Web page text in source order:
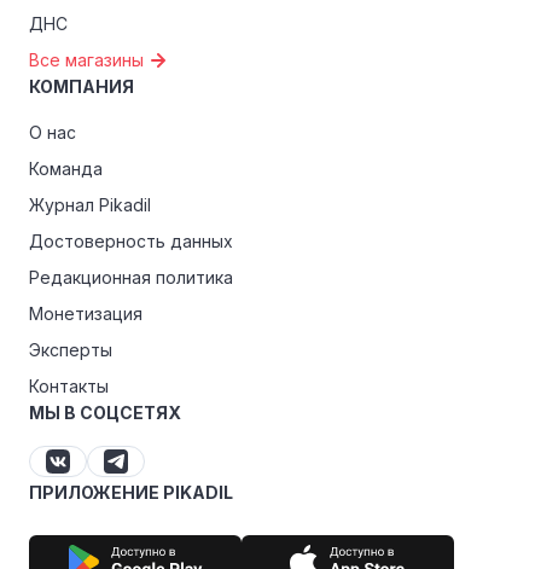
ДНС
Все магазины
КОМПАНИЯ
О нас
Команда
Журнал Pikadil
Достоверность данных
Редакционная политика
Монетизация
Эксперты
Контакты
МЫ В СОЦСЕТЯХ
ПРИЛОЖЕНИЕ PIKADIL